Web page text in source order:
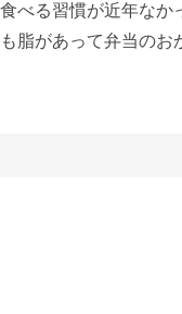
べる習慣が近年な
脂があって弁当のお